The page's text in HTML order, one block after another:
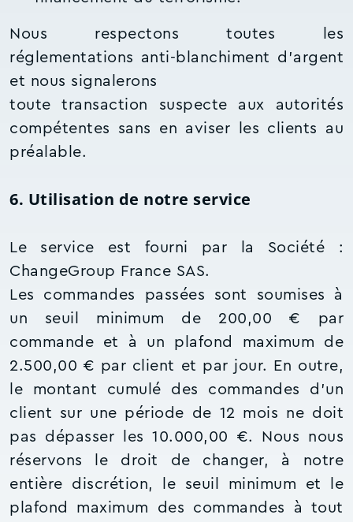
Nous respectons toutes les
réglementations anti-blanchiment d'argent
et nous signalerons
toute transaction suspecte aux autorités
compétentes sans en aviser les clients au
préalable.
6. Utilisation de notre service
Le service est fourni par la Société :
ChangeGroup France SAS.
Les commandes passées sont soumises à
un seuil minimum de 200,00 € par
commande et à un plafond maximum de
2.500,00 € par client et par jour. En outre,
le montant cumulé des commandes d'un
client sur une période de 12 mois ne doit
pas dépasser les 10.000,00 €. Nous nous
réservons le droit de changer, à notre
entière discrétion, le seuil minimum et le
plafond maximum des commandes à tout